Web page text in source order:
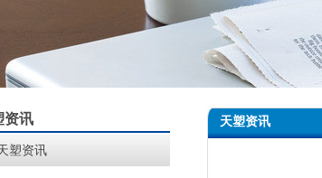
资讯
塑资讯
天塑资讯